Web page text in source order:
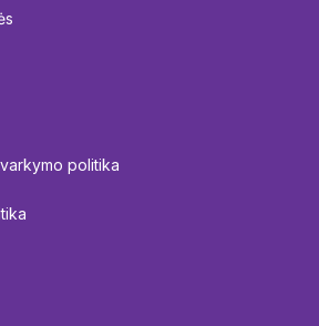
politika